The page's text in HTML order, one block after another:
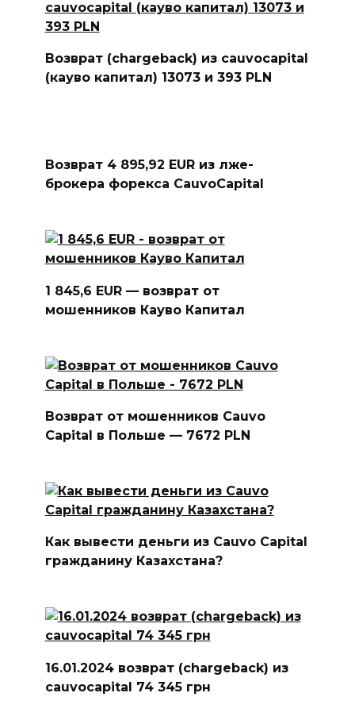
Возврат (chargeback) из cauvocapital
(кауво капитал) 13073 и 393 PLN
Возврат 4 895,92 EUR из лже-
брокера форекса CauvoCapital
1 845,6 EUR — возврат от
мошенников Кауво Капитал
Возврат от мошенников Cauvo
Capital в Польше — 7672 PLN
Как вывести деньги из Cauvo Capital
гражданину Казахстана?
16.01.2024 возврат (chargeback) из
cauvocapital 74 345 грн